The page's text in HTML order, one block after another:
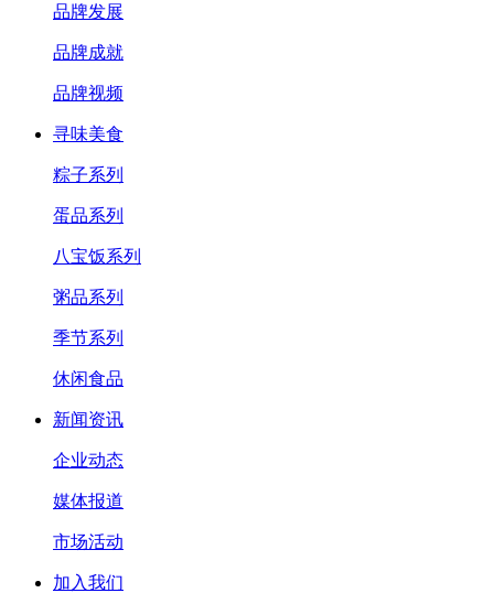
品牌发展
品牌成就
品牌视频
寻味美食
粽子系列
蛋品系列
八宝饭系列
粥品系列
季节系列
休闲食品
新闻资讯
企业动态
媒体报道
市场活动
加入我们